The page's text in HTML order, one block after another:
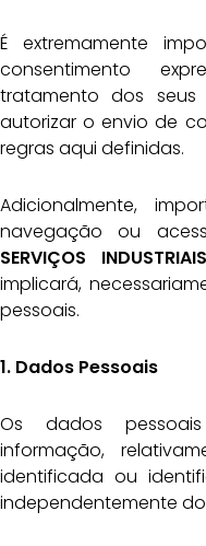
É extremamente
consentimento
tratamento dos
autorizar o envio de
regras aqui definidas.
Adicionalmente,
navegação ou
SERVIÇOS
implicará,
pessoais.
1. Dados Pessoais
Os dados
informação,
identificada ou
independentemente